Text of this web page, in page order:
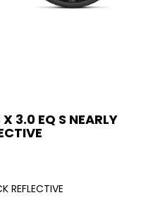
3.0 EQ S NEARLY
REFLECTIVE